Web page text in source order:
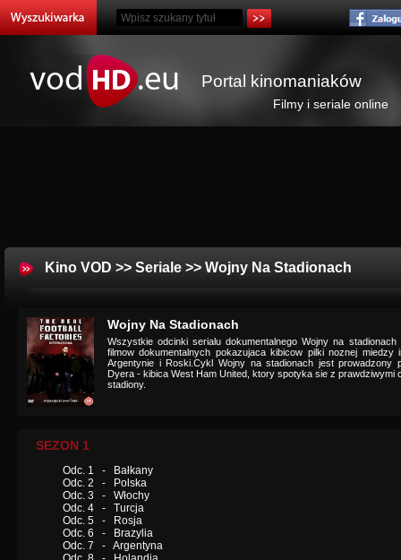
Portal kinomaniaków
Filmy i seriale online
Kino VOD >> Seriale >> Wojny Na Stadionach
Wojny Na Stadionach
Wszystkie odcinki serialu dokumentalnego Wojny na
filmow dokumentalnych pokazujaca kibicow pilki noznej miedzy
Argentynie i Roski.Cykl Wojny na stadionach jest prowadzony
Dyera - kibica West Ham United, ktory spotyka sie z prawdziwymi
stadiony.
SEZON 1
Odc. 1 - Bałkany
Odc. 2 - Polska
Odc. 3 - Włochy
Odc. 4 - Turcja
Odc. 5 - Rosja
Odc. 6 - Brazylia
Odc. 7 - Argentyna